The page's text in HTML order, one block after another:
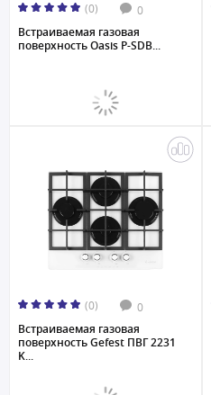
(0) 0
Встраиваемая газовая
поверхность Oasis P-SDB...
(0) 0
Встраиваемая газовая
поверхность Gefest ПВГ 2231
K...